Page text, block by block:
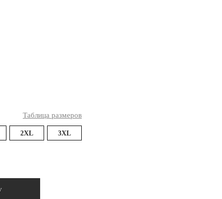
Таблица размеров
2XL 3XL